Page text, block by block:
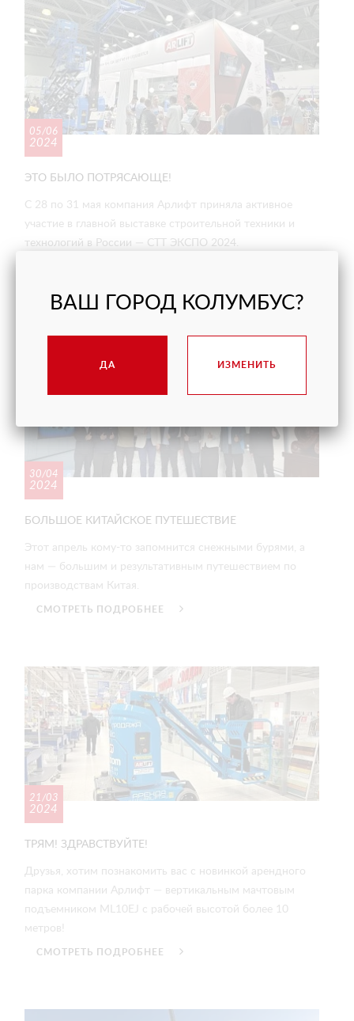
05/06
2024
ЭТО БЫЛО ПОТРЯСАЮЩЕ!
С 28 по 31 мая компания Арлифт приняла активное
участие в главной выставке строительной техники и
технологий в России — СТТ ЭКСПО 2024.
30/04
2024
БОЛЬШОЕ КИТАЙСКОЕ ПУТЕШЕСТВИЕ
Этот апрель кому-то запомнится снежными бурями, а
нам — большим и результативным путешествием по
производствам Китая.
СМОТРЕТЬ ПОДРОБНЕЕ
21/03
2024
ТРЯМ! ЗДРАВСТВУЙТЕ!
Друзья, хотим познакомить вас с новинкой арендного
парка компании Арлифт — вертикальным мачтовым
подъемником ML10EJ с рабочей высотой более 10
метров!
СМОТРЕТЬ ПОДРОБНЕЕ
ВАШ ГОРОД КОЛУМБУС?
ДА ИЗМЕНИТЬ